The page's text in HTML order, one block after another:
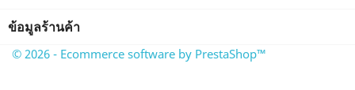
ข้อมูลร้านค้า
© 2026 - Ecommerce software by PrestaShop™